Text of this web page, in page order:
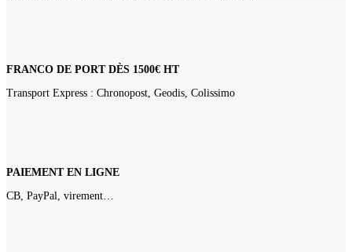
FRANCO DE PORT DÈS 1500€ HT
Transport Express : Chronopost, Geodis, Colissimo
PAIEMENT EN LIGNE
CB, PayPal, virement…